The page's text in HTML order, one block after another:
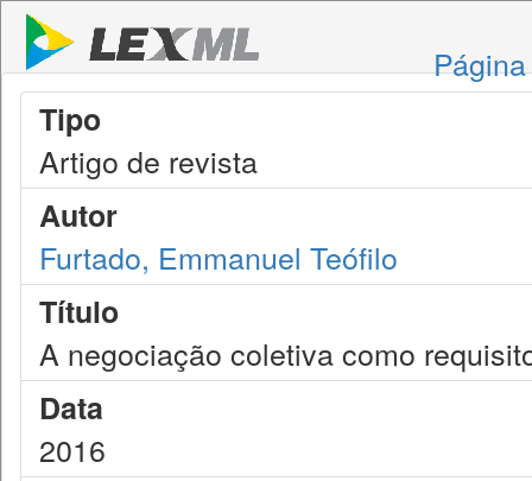
Tipo
Artigo de revista
Autor
Furtado, Emmanuel Teófilo
Título
A negociação coletiva como
Data
2016